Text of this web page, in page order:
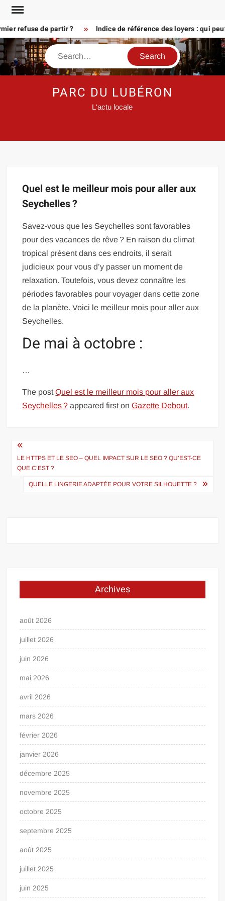
Skip
contentrefuse de partir ? Indice de référence des loyers : qui
Search
PARC DU LUBÉRON
L'actu locale
Quel est le meilleur mois pour aller aux
Seychelles ?
Savez-vous que les Seychelles sont favorables
pour des vacances de rêve ? En raison du climat
tropical présent dans ces endroits, il serait
judicieux pour vous d’y passer un moment de
relaxation. Toutefois, vous devez connaître les
périodes favorables pour voyager dans cette zone
de la planète. Voici le meilleur mois pour aller aux
Seychelles.
De mai à octobre :
…
The postQuel est le meilleur mois pour aller aux
Seychelles ? appeared first onGazette Debout.
Navigation
de
l’article
LE HTTPS ET LE SEO – QUEL IMPACT SUR LE SEO ? QU’EST-CE
QUE C’EST ?
QUELLE LINGERIE ADAPTÉE POUR VOTRE SILHOUETTE ?
Archives
août 2026
juillet 2026
juin 2026
mai 2026
avril 2026
mars 2026
février 2026
janvier 2026
décembre 2025
novembre 2025
octobre 2025
septembre 2025
août 2025
juillet 2025
juin 2025